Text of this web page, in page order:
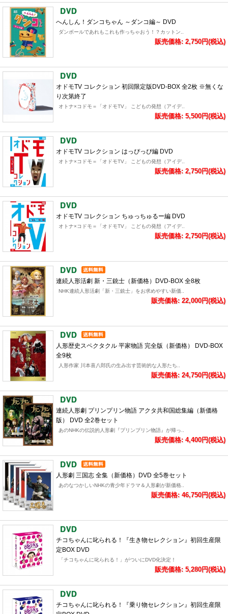
へんしん！ダンコちゃん ～ダンコ編～ DVD
ダンボールであれもこれも作っちゃおう！？カットン..
販売価格: 2,750円(税込)
オドモTV コレクション 初回限定版DVD-BOX 全2枚 ※無くな
り次第終了
オトナ×コドモ＝「オドモTV」 こどもの発想（アイデ..
販売価格: 5,500円(税込)
オドモTV コレクション はっぴっぴ編 DVD
オトナ×コドモ＝「オドモTV」 こどもの発想（アイデ..
販売価格: 2,750円(税込)
オドモTV コレクション ちゅっちゅるー編 DVD
オトナ×コドモ＝「オドモTV」 こどもの発想（アイデ..
販売価格: 2,750円(税込)
連続人形活劇 新・三銃士（新価格）DVD-BOX 全8枚
NHK連続人形活劇「新・三銃士」をお求めやすい新価..
販売価格: 22,000円(税込)
人形歴史スペクタクル 平家物語 完全版（新価格） DVD-BOX
全9枚
人形作家 川本喜八郎氏の生み出す芸術的な人形たち..
販売価格: 24,750円(税込)
連続人形劇 プリンプリン物語 アクタ共和国総集編（新価格
版） DVD 全2巻セット
あのNHKの伝説的人形劇『プリンプリン物語』が帰っ..
販売価格: 4,400円(税込)
人形劇 三国志 全集（新価格）DVD 全5巻セット
あのなつかしいNHKの青少年ドラマ＆人形劇が新価格..
販売価格: 46,750円(税込)
チコちゃんに叱られる！『生き物セレクション』初回生産限
定BOX DVD
「チコちゃんに叱られる！」がついにDVD化決定！
販売価格: 5,280円(税込)
チコちゃんに叱られる！『乗り物セレクション』初回生産限